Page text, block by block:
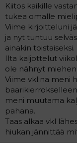
Kiitos kaikille
tukea omalle
Viime kirjoitteluni
ja nyt tuntuu
ainakin toistaiseksi.
Ilta kaljottelut
ole nähnyt miehen
Viime vkl:na meni
meni muutama
pahana.
Taas alkaa vkl
hiukan jännittää